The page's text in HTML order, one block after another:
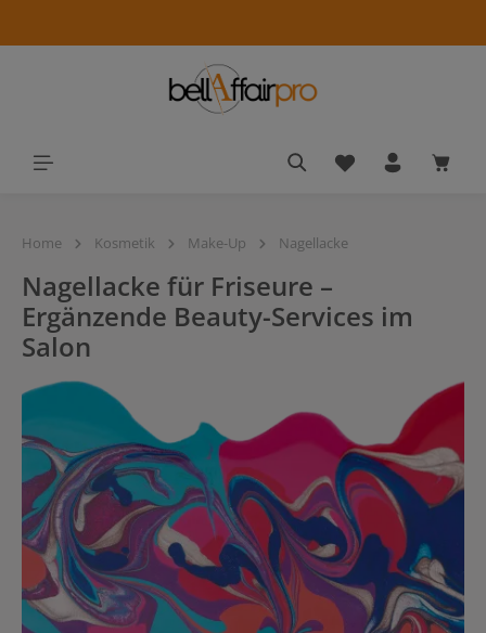
Du hast 0
Home Kosmetik Make-Up Nagellacke
Nagellacke für Friseure –
Ergänzende Beauty-Services im
Salon